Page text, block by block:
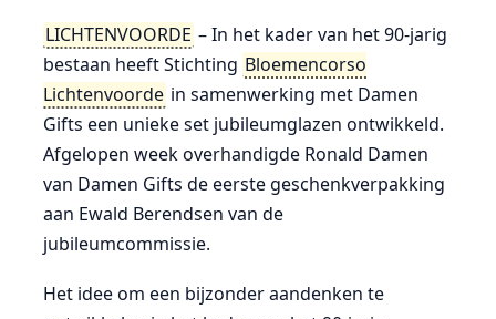
LICHTENVOORDE – In het kader van het 90-jarig
bestaan heeft Stichting Bloemencorso
Lichtenvoorde in samenwerking met Damen
Gifts een unieke set jubileumglazen ontwikkeld.
Afgelopen week overhandigde Ronald Damen
van Damen Gifts de eerste geschenkverpakking
aan Ewald Berendsen van de
jubileumcommissie.
Het idee om een bijzonder aandenken te